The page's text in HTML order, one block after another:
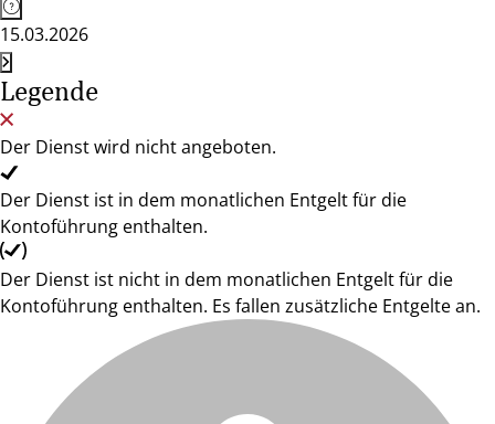
15.03.2026
Legende
Der Dienst wird nicht angeboten.
Der Dienst ist in dem monatlichen Entgelt für die
Kontoführung enthalten.
Der Dienst ist nicht in dem monatlichen Entgelt für die
Kontoführung enthalten. Es fallen zusätzliche Entgelte an.